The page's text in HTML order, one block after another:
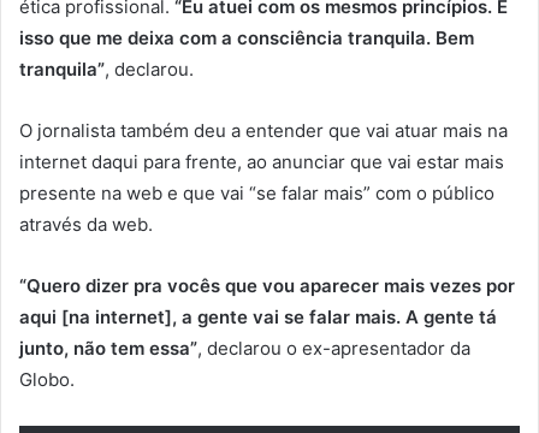
ética profissional. “Eu atuei com os mesmos princípios. É
isso que me deixa com a consciência tranquila. Bem
tranquila”, declarou.
O jornalista também deu a entender que vai atuar mais na
internet daqui para frente, ao anunciar que vai estar mais
presente na web e que vai “se falar mais” com o público
através da web.
“Quero dizer pra vocês que vou aparecer mais vezes por
aqui [na internet], a gente vai se falar mais. A gente tá
junto, não tem essa”, declarou o ex-apresentador da
Globo.